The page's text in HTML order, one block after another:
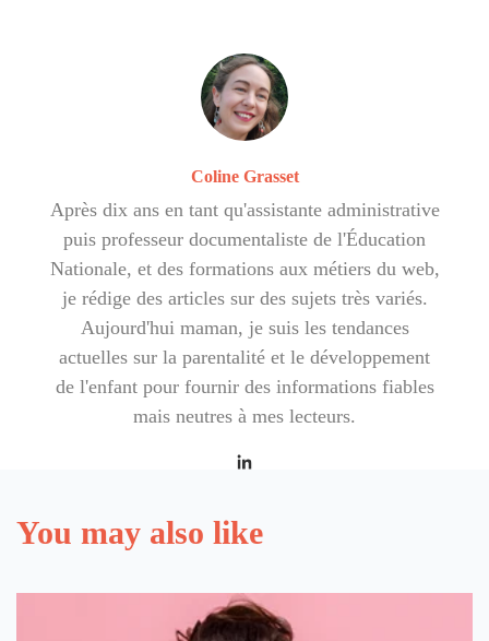
Coline Grasset
Après dix ans en tant qu'assistante administrative
puis professeur documentaliste de l'Éducation
Nationale, et des formations aux métiers du web,
je rédige des articles sur des sujets très variés.
Aujourd'hui maman, je suis les tendances
actuelles sur la parentalité et le développement
de l'enfant pour fournir des informations fiables
mais neutres à mes lecteurs.
You may also like